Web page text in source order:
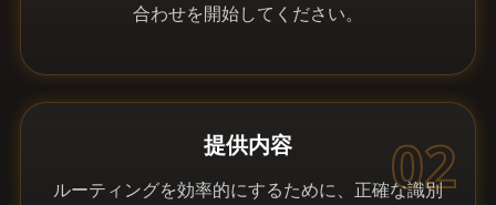
合わせを開始してください。
02
提供内容
ルーティングを効率的にするために、正確な識別